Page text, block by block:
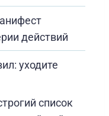
действий
уходите
список